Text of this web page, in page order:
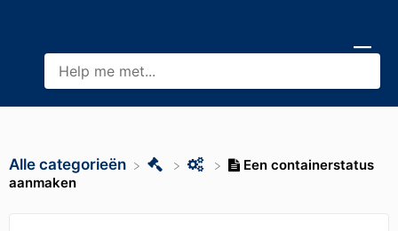
Alle categorieën
Een containerstatus
aanmaken